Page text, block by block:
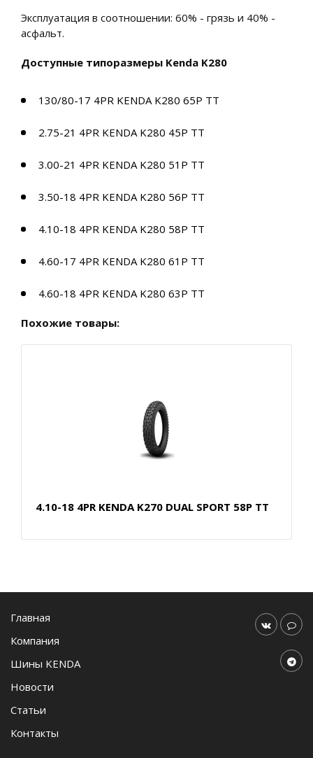
Эксплуатация в соотношении: 60% - грязь и 40% -
асфальт.
Доступные типоразмеры Kenda K280
130/80-17 4PR KENDA K280 65P TT
2.75-21 4PR KENDA K280 45P TT
3.00-21 4PR KENDA K280 51P TT
3.50-18 4PR KENDA K280 56P TT
4.10-18 4PR KENDA K280 58P TT
4.60-17 4PR KENDA K280 61P TT
4.60-18 4PR KENDA K280 63P TT
Похожие товары:
4.10-18 4PR KENDA K270 DUAL SPORT 58P TT
Главная
Компания
Шины KENDA
Новости
Статьи
Контакты